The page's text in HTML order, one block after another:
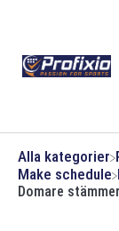
Alla kategorier
​Make schedule
Domare